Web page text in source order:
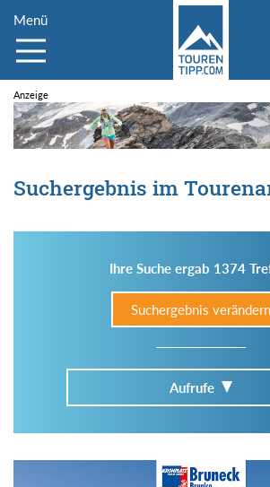
Menü
Suchergebnis im
Ihre Suche ergab 1374
Suchergebnis verändern
Aufrufe